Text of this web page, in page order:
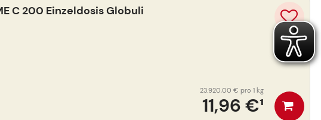
C 200 Einzeldosis Globuli
11,96 €¹
23.920,00 € pro 1 kg